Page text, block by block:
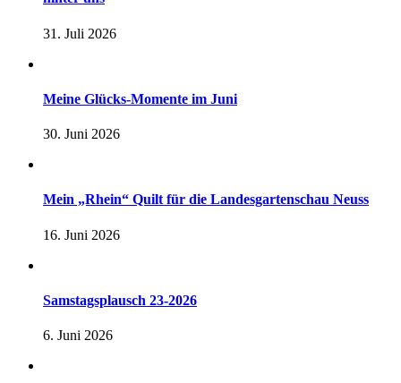
31. Juli 2026
Meine Glücks-Momente im Juni
30. Juni 2026
Mein „Rhein“ Quilt für die Landesgartenschau Neuss
16. Juni 2026
Samstagsplausch 23-2026
6. Juni 2026